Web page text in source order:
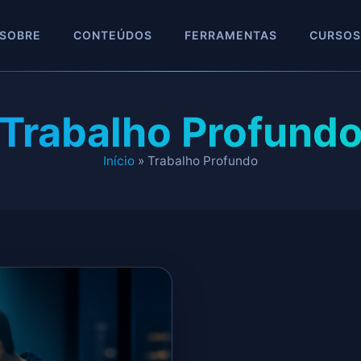
SOBRE CONTEÚDOS FERRAMENTAS CURSOS
Profundo
Início » Trabalho Profundo